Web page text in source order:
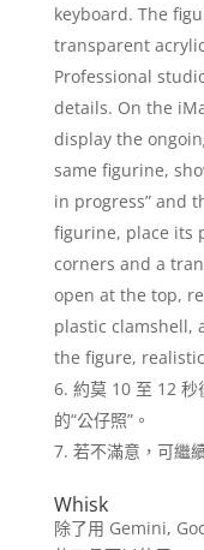
keyboard. The
transparent
Professional
details. On the
display the
same figurine,
in progress” and
figurine, place its
corners and a
open at the top,
plastic clamshell,
the figure,
約莫 10 至 12
的“公仔照”。
若不滿意，可繼
Whisk
除了用 Gemini,